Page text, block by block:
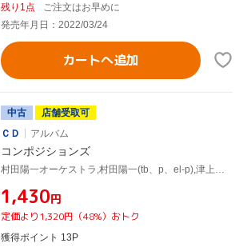
残り1点
ご注文はお早めに
発売年月日：2022/03/24
カートへ追加
中古
店舗受取可
ＣＤ
アルバム
コンポジションズ
¥1,430円
定価より1,320円（48%）おトク
獲得ポイント 13P